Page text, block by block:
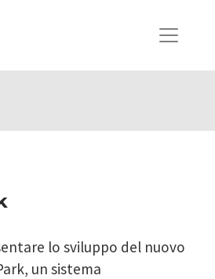
lo sviluppo del nuovo
un sistema